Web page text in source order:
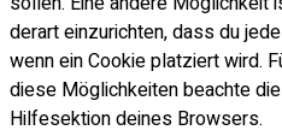
derart einzurichten, dass du
wenn ein Cookie platziert wird.
diese Möglichkeiten beachte
Hilfesektion deines Browsers.